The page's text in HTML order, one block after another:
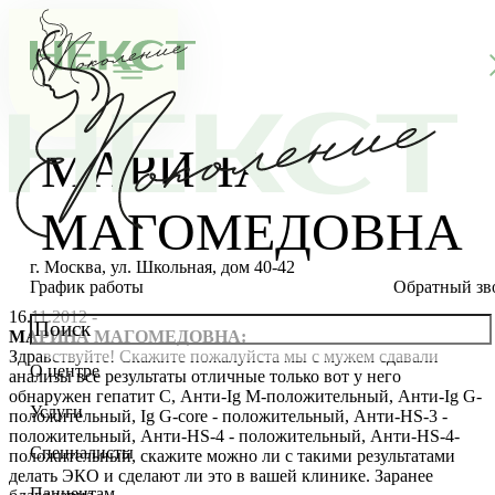
г. Москва, ул. Школьная, дом 40-42
График работы
Обратный
О центре
О клинике
Новости
Благотворительность
Услуги
Консультации специалистов
Стоимость ЭКО
Специалисты
Главный врач
МАРИНА
МАГОМЕДОВНА
16.11.2012 -
МАРИНА МАГОМЕДОВНА:
Здравствуйте! Скажите пожалуйста мы с мужем сдавали
анализы все результаты отличные только вот у него
обнаружен гепатит С, Анти-Ig M-положительный, Анти-Ig G-
положительный, Ig G-core - положительный, Анти-HS-3 -
положительный, Анти-HS-4 - положительный, Анти-HS-4-
положительный, скажите можно ли с такими результатами
делать ЭКО и сделают ли это в вашей клинике. Заранее